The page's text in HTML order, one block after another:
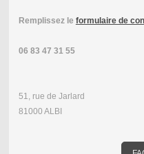
Remplissez le formulaire de
06 83 47 31 55
51, rue de Jarlard
81000 ALBI